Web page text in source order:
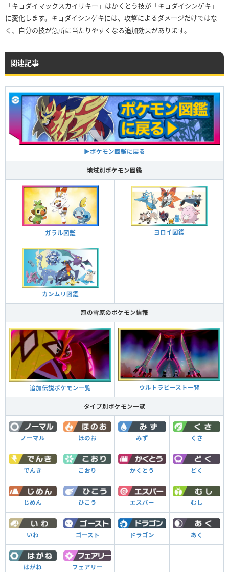
「キョダイマックスカイリキー」はかくとう技が「キョダイシンゲキ」
に変化します。キョダイシンゲキには、攻撃によるダメージだけではな
く、自分の技が急所に当たりやすくなる追加効果があります。
関連記事
▶ポケモン図鑑に戻る
地域別ポケモン図鑑
ガラル図鑑 ヨロイ図鑑
カンムリ図鑑
-
冠の雪原のポケモン情報
追加伝説ポケモン一覧 ウルトラビースト一覧
タイプ別ポケモン一覧
ノーマル ほのお みず くさ
でんき こおり かくとう どく
じめん ひこう エスパー むし
いわ ゴースト ドラゴン あく
はがね フェアリー
- -